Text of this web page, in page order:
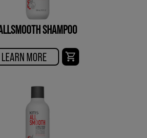
SHAMPOO
LEARN MORE